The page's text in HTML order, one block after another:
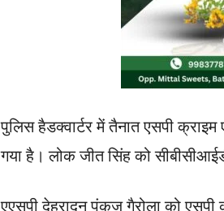
पुलिस हैडक्वार्टर में तैनात एसपी
गया है। लोक जीत सिंह को
एएसपी देहरादून पंकज गैरोला को एसपी